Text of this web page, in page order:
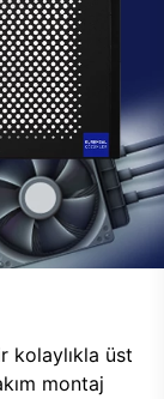
kolaylıkla üst
montaj